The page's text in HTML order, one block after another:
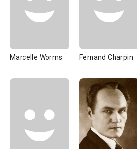
Marcelle Worms Fernand Charpin